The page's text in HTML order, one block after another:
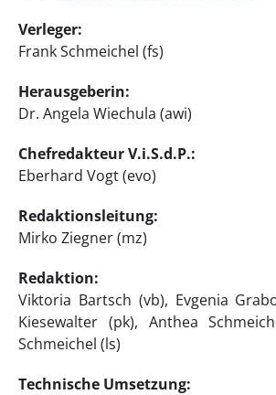
Verleger:
Frank Schmeichel (fs)
Herausgeberin:
Dr. Angela Wiechula (awi)
Chefredakteur V.i.S.d.P.:
Eberhard Vogt (evo)
Redaktionsleitung:
Mirko Ziegner (mz)
Redaktion:
Viktoria Bartsch (vb), Evgenia
Kiesewalter (pk), Anthea
Schmeichel (ls)
Technische Umsetzung: